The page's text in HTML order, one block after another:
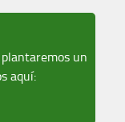
un
aquí: